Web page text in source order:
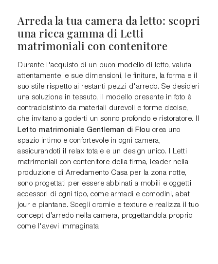
Arreda la tua camera da letto: scopri
una ricca gamma di Letti
matrimoniali con contenitore
Durante l'acquisto di un buon modello di letto, valuta
attentamente le sue dimensioni, le finiture, la forma e il
suo stile rispetto ai restanti pezzi d'arredo. Se desideri
una soluzione in tessuto, il modello presente in foto è
contraddistinto da materiali durevoli e forme decise,
che invitano a goderti un sonno profondo e ristoratore. Il
Letto matrimoniale Gentleman di Flou crea uno
spazio intimo e confortevole in ogni camera,
assicurandoti il relax totale e un design unico. I Letti
matrimoniali con contenitore della firma, leader nella
produzione di Arredamento Casa per la zona notte,
sono progettati per essere abbinati a mobili e oggetti
accessori di ogni tipo, come armadi e comodini, abat
jour e piantane. Scegli cromie e texture e realizza il tuo
concept d’arredo nella camera, progettandola proprio
come l'avevi immaginata.